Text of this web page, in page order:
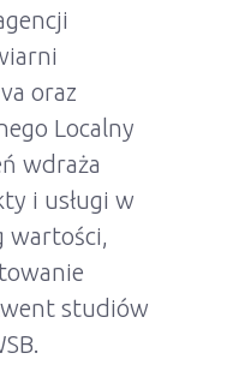
oraz
Localny
wdraża
i usługi w
wartości,
studiów